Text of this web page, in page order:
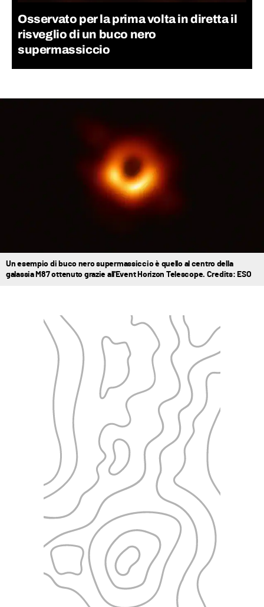
Osservato per la prima volta in diretta il
risveglio di un buco nero
supermassiccio
Un esempio di buco nero supermassiccio è quello al centro della
galassia M87 ottenuto grazie all'Event Horizon Telescope. Credits: ESO